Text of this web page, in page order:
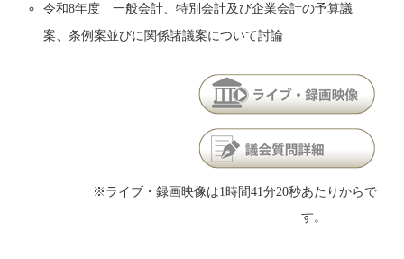
令和8年度 一般会計、特別会計及び企業会計の予算議
案、条例案並びに関係諸議案について討論
※ライブ・録画映像は1時間41分20秒あたりからで
す。